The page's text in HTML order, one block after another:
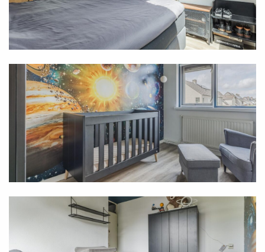
Characteristics
- Delightful, excellently maintained corner house in a
quiet, low-traffic neighborhood in the north of Veghel
(North Brabant).
- Beautiful, extended living room with a charming
character.
- Semi-open kitchen with plenty of modern built-in
appliances.
- Three full-sized bedrooms.
- Luxurious bathroom with a barrier-free walk-in
shower.
- Two fixed air conditioning units.
- Plenty of extra storage space in the attic.
- Large garage accessible from inside the house.
- Sunny backyard (south-facing) with storage, rear